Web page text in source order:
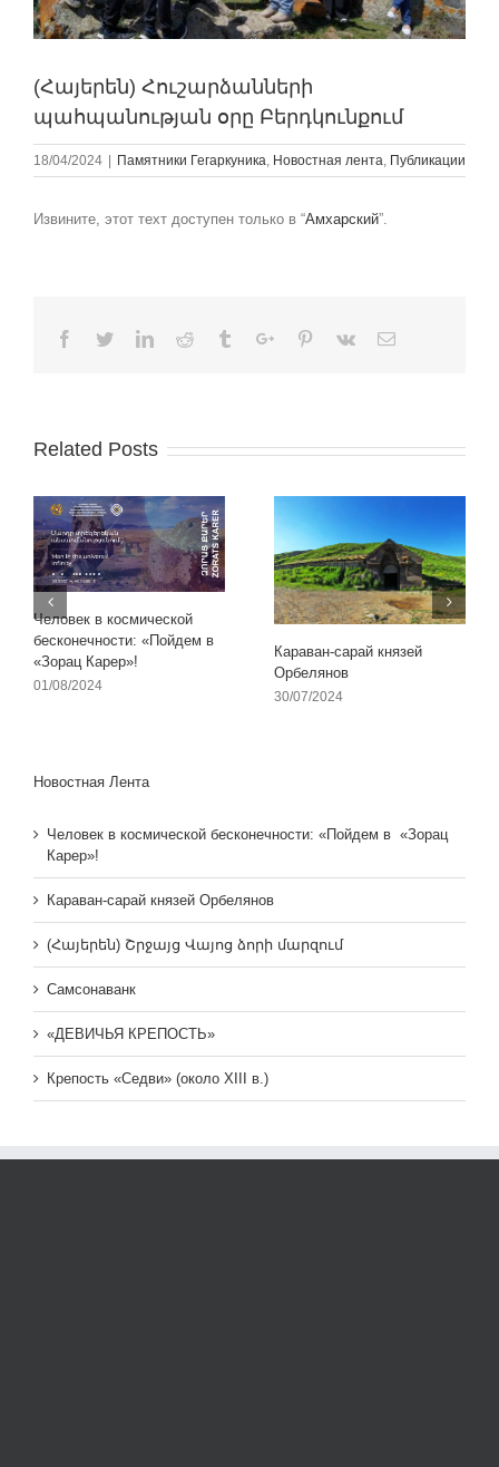
(Հայերեն) Հուշարձանների
պահպանության օրը Բերդկունքում
18/04/2024 Памятники Гегаркуникa, Новостная лента, Публикации
Извините, этот техт доступен только в “Амхарский”.
Facebook
TwitterLinkedinReddit TumblrGoogle+Pinterest
Vk Email
Related Posts
Человек в космической
бесконечности: «Пойдем в
«Зорац Карер»!
01/08/2024
Караван-сарай князей
Орбелянов
30/07/2024
Новостная Лента
Человек в космической бесконечности: «Пойдем в «Зорац
Карер»!
Караван-сарай князей Орбелянов
(Հայերեն) Շրջայց Վայոց ձորի մարզում
Самсонаванк
«ДЕВИЧЬЯ КРЕПОСТЬ»
Крепость «Седви» (около XIII в.)